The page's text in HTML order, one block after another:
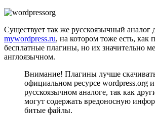
Существует так же русскоязычный аналог
mywordpress.ru, на котором тоже есть, как
бесплатные плагины, но их значительно
англоязычном.
Внимание! Плагины лучше
официальном ресурсе wordpress.org
русскоязычном аналоге, так как
могут содержать вредоносную
битые файлы.